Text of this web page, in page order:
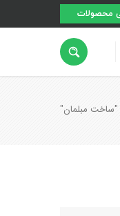
محصولات
مبلمان"